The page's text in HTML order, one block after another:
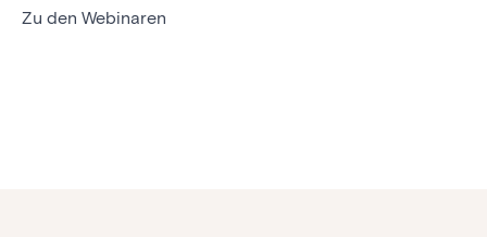
Zu den Webinaren